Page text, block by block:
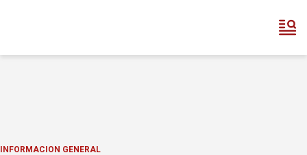
INFORMACION GENERAL